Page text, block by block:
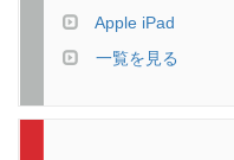
Apple iPad
一覧を見る